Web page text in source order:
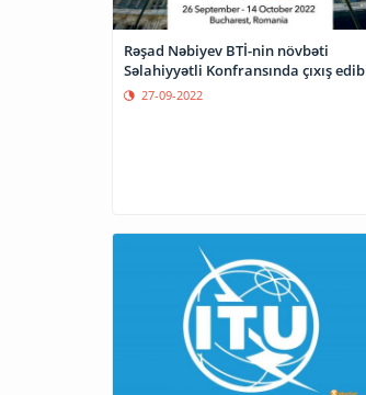
Rəşad Nəbiyev BTİ-nin növbəti
Səlahiyyətli Konfransında çıxış edib
27-09-2022